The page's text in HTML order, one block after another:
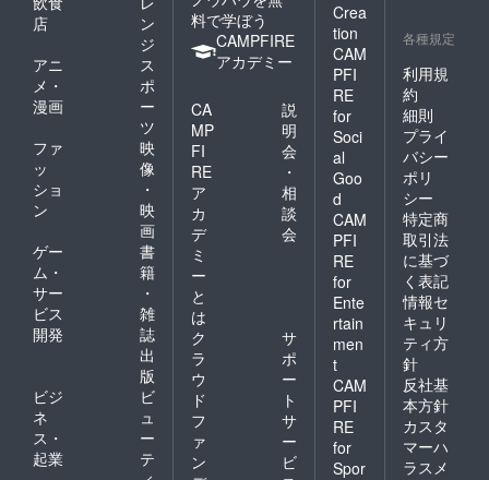
店
ン
ジ
アニ
メ・
漫画
ス
ポ
ー
ツ
ファ
ッ
ショ
ン
映
像
・
映
画
ゲー
ム・
サー
ビス
開発
書
籍
・
雑
誌
出
版
ビジ
ネ
ス・
起業
ビ
ュ
ー
テ
料で学ぼう
CAMPFIRE
アカデミー
CA
MP
FI
RE
ア
カ
デ
ミ
ー
と
は
説
明
会
・
相
談
会
ク
ラ
ウ
ド
フ
ァ
ン
サ
ポ
ー
ト
サ
ー
ビ
Crea
tion
CAM
PFI
RE
for
Soci
al
Goo
d
CAM
PFI
RE
for
Ente
rtain
men
t
CAM
PFI
RE
for
Spor
各種規定
利用規
約
細則
プライ
バシー
ポリ
シー
特定商
取引法
に基づ
く表記
情報セ
キュリ
ティ方
針
反社基
本方針
カスタ
マーハ
ラスメ